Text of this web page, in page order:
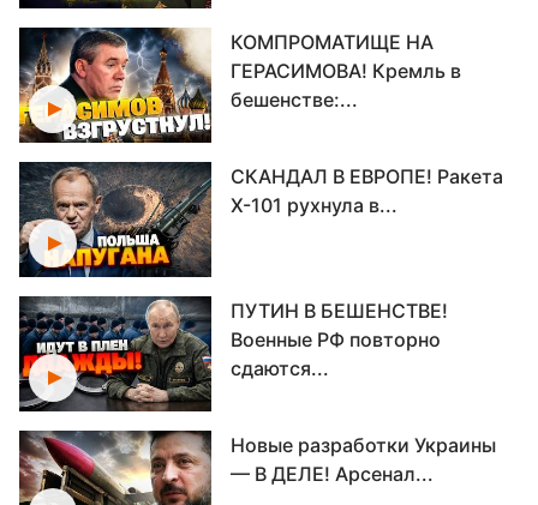
КОМПРОМАТИЩЕ НА
ГЕРАСИМОВА! Кремль в
бешенстве:...
СКАНДАЛ В ЕВРОПЕ! Ракета
Х-101 рухнула в...
ПУТИН В БЕШЕНСТВЕ!
Военные РФ повторно
сдаются...
Новые разработки Украины
— В ДЕЛЕ! Арсенал...